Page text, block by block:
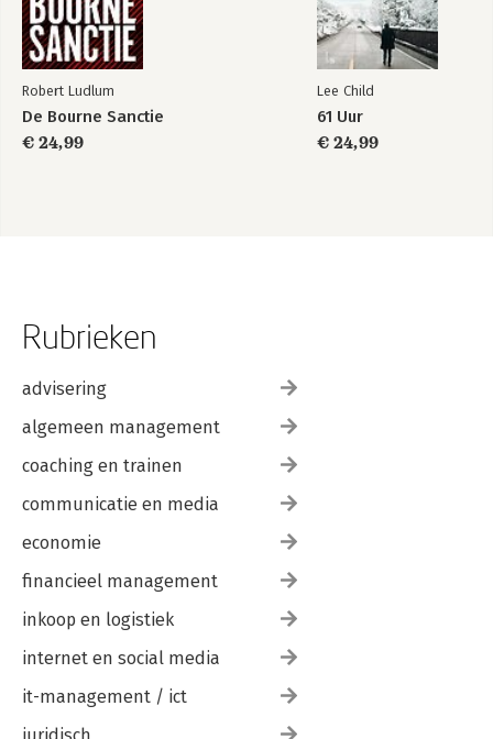
Robert Ludlum
De Bourne Sanctie
€ 24,99
Lee Child
61 Uur
€ 24,99
Rubrieken
advisering
algemeen management
coaching en trainen
communicatie en media
economie
financieel management
inkoop en logistiek
internet en social media
it-management / ict